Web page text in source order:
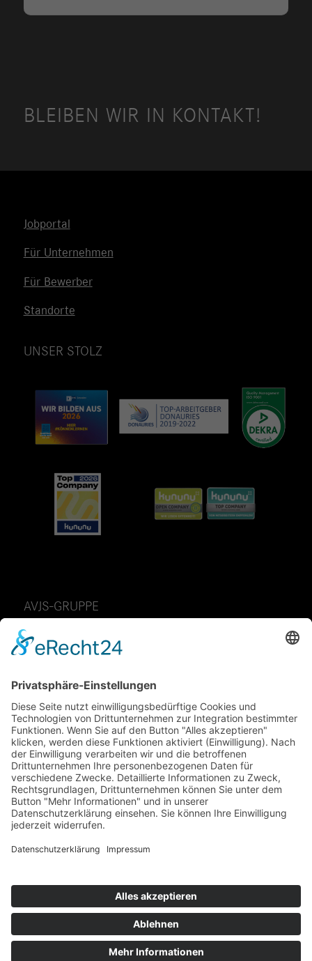
BLEIBEN WIR IN KONTAKT!
Jobportal
Für Unternehmen
Für Bewerber
Standorte
UNSER STOLZ
AVJS-GRUPPE
AvJS Personal auf Zeit GmbH
Telefax: 49 (0) 9 06 – 7 05 85 70
E-Mail:info@avjs.de
FOLGE UNS AUF
Impressum